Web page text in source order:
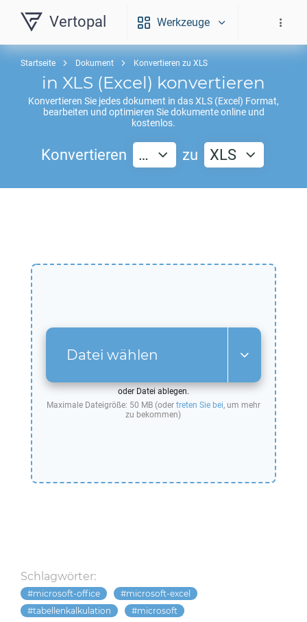
Vertopal Werkzeuge
Startseite Dokument Konvertieren zu XLS
in XLS (Excel) konvertieren
Konvertieren Sie jedes dokument in dasXLS (Excel) Format,
bearbeiten und optimieren Sie dokumente online und
kostenlos.
Konvertieren … zu XLS
Datei wählen
oder Datei ablegen.
Maximale Dateigröße: 50 MB (oder treten Sie bei, um mehr
zu bekommen)
Schlagwörter:
microsoft-office
microsoft-excel
tabellenkalkulation
microsoft